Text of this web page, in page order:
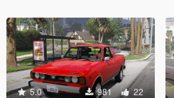
5.0 981 22